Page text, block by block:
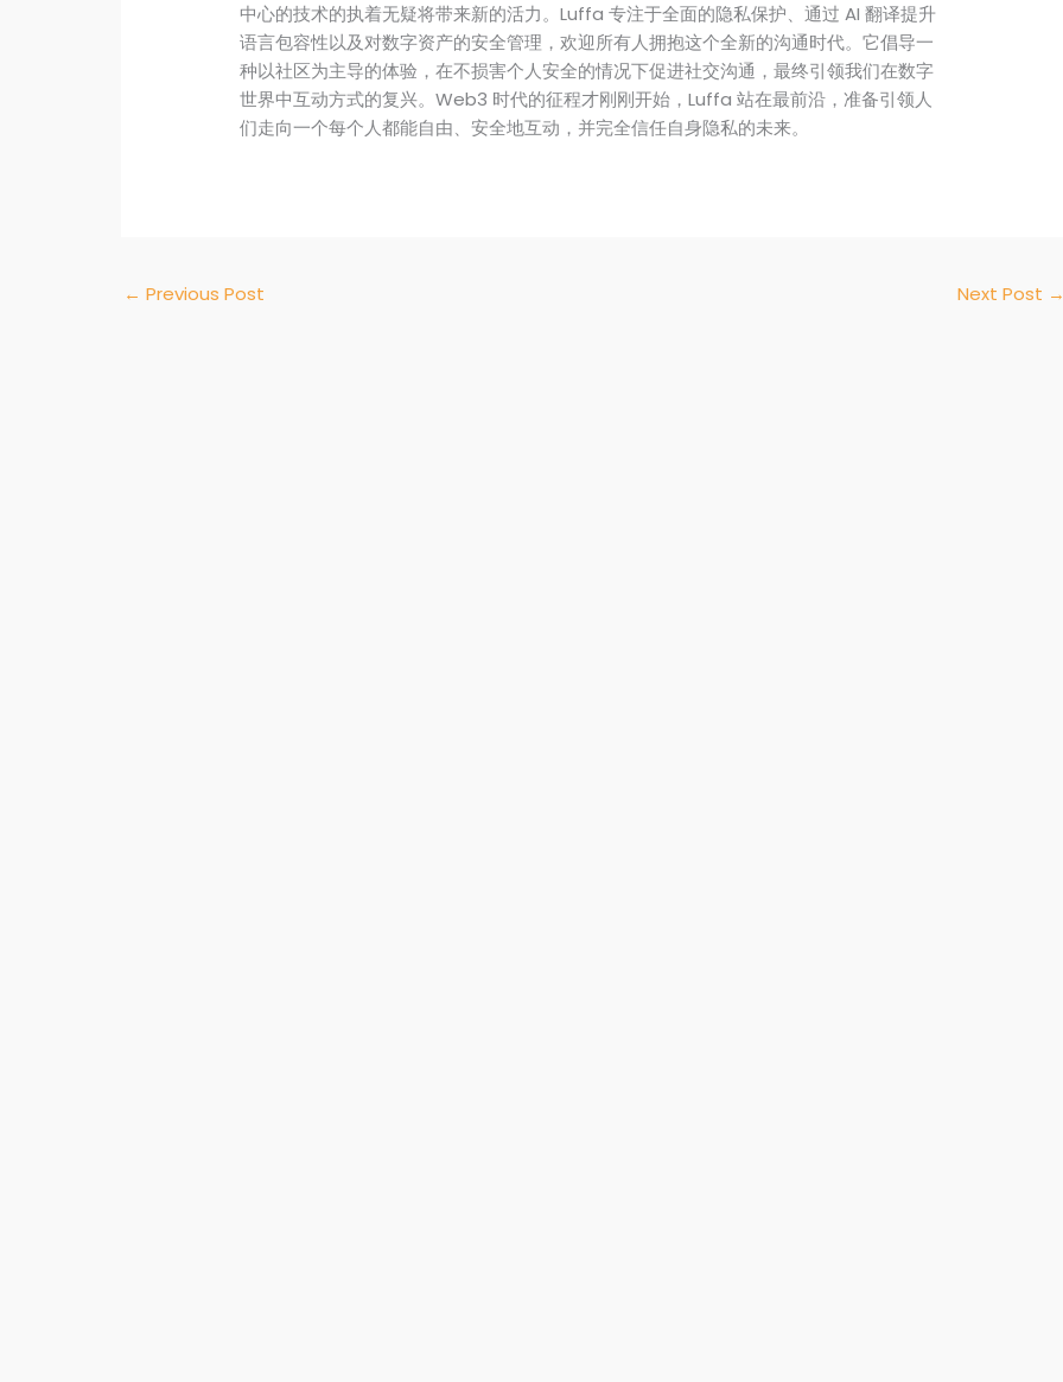
中心的技术的执着无疑将带来新的活力。Luffa 专注于全面的隐私保护、通过 AI 翻译提升
语言包容性以及对数字资产的安全管理，欢迎所有人拥抱这个全新的沟通时代。它倡导一
种以社区为主导的体验，在不损害个人安全的情况下促进社交沟通，最终引领我们在数字
世界中互动方式的复兴。Web3 时代的征程才刚刚开始，Luffa 站在最前沿，准备引领人
们走向一个每个人都能自由、安全地互动，并完全信任自身隐私的未来。
← Previous Post Next Post →